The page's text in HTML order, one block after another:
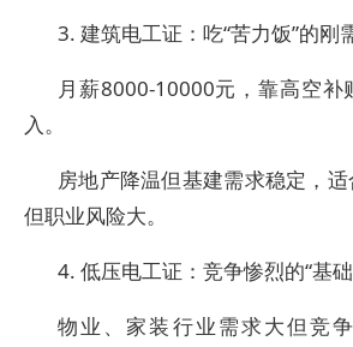
3. 建筑电工证：吃“苦力饭”的刚
月薪8000-10000元，靠高空补
入。
房地产降温但基建需求稳定，适
但职业风险大。
4. 低压电工证：竞争惨烈的“基
物业、家装行业需求大但竞